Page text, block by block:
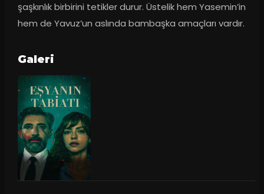
şaşkınlık birbirini tetikler durur. Üstelik hem Yasemin’in
hem de Yavuz’un aslında bambaşka amaçları vardır.
Galeri